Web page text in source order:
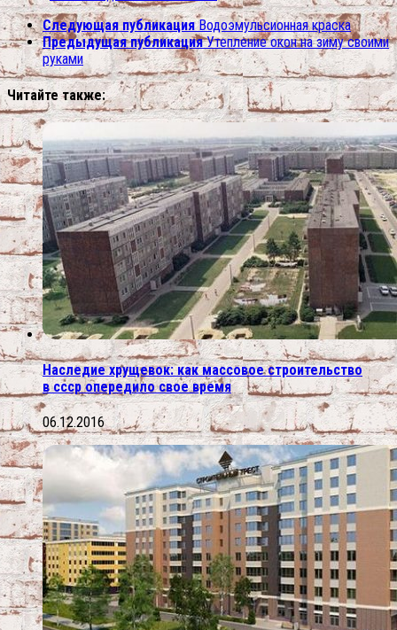
Следующая публикация Водоэмульсионная краска
Предыдущая публикация Утепление окон на зиму своими
руками
Читайте также:
Наследие хрущевок: как массовое строительство
в ссср опередило свое время
06.12.2016